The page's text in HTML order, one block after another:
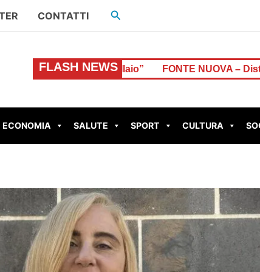
CONTATTI Cerca
FLASH NEWS
FONTE NUOVA – Distacco di energia in Via Battisti
ECONOMIA SALUTE SPORT CULTURA